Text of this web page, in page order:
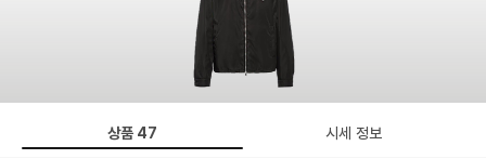
상품 47 시세 정보